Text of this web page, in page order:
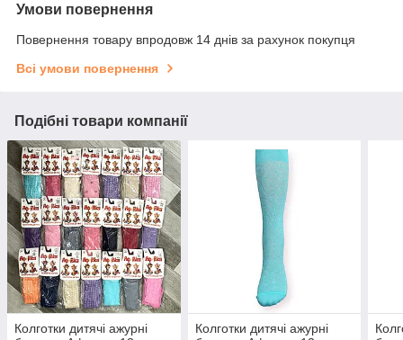
Умови повернення
Повернення товару впродовж 14 днів за рахунок покупця
Всі умови повернення
Подібні товари компанії
Колготки дитячі ажурні
Колготки дитячі ажурні